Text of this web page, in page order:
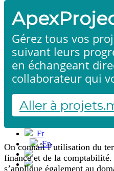
Accueil
Références
Contact
Fr
En
Français
English
Audit d'image
On connaît l’utilisation du
finance et de la
s’applique également au
Gérez tous vos
suivant leurs
en échangeant
collaborateur qui
Aller à